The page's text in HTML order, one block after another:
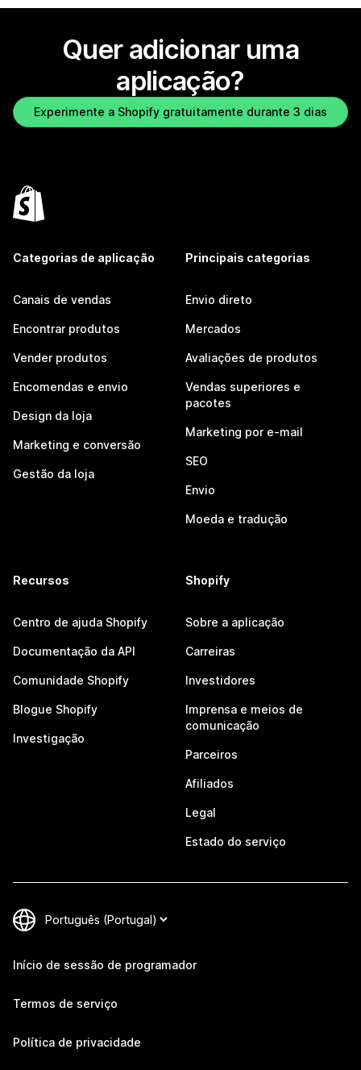
Quer adicionar uma
aplicação?
Experimente a Shopify gratuitamente durante 3 dias
Categorias de aplicação
Canais de vendas
Encontrar produtos
Vender produtos
Encomendas e envio
Design da loja
Marketing e conversão
Gestão da loja
Principais categorias
Envio direto
Mercados
Avaliações de produtos
Vendas superiores e
pacotes
Marketing por e-mail
SEO
Envio
Moeda e tradução
Recursos
Centro de ajuda Shopify
Documentação da API
Comunidade Shopify
Blogue Shopify
Investigação
Shopify
Sobre a aplicação
Carreiras
Investidores
Imprensa e meios de
comunicação
Parceiros
Afiliados
Legal
Estado do serviço
Início de sessão de programador
Termos de serviço
Política de privacidade